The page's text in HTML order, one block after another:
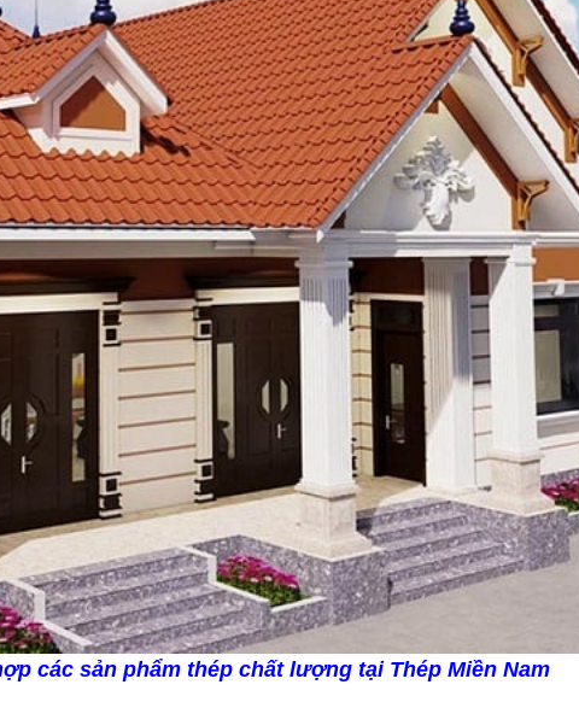
các sản phẩm thép chất lượng tại Thép Miền Nam